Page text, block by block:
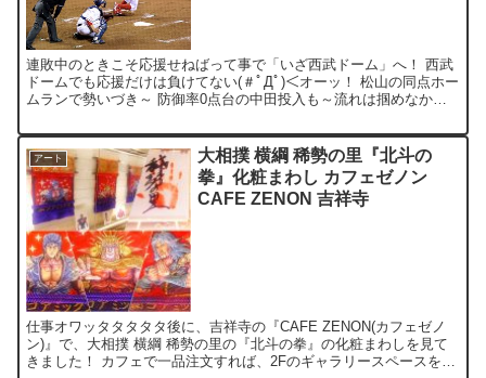
連敗中のときこそ応援せねばって事で「いざ西武ドーム」へ！ 西武
ドームでも応援だけは負けてない(＃ﾟДﾟ)＜オーッ！ 松山の同点ホー
ムランで勢いづき～ 防御率0点台の中田投入も～流れは掴めなかっ
アート
大相撲 横綱 稀勢の里『北斗の
拳』化粧まわし カフェゼノン
CAFE ZENON 吉祥寺
仕事オワッタタタタタ後に、吉祥寺の『CAFE ZENON(カフェゼノ
ン)』で、大相撲 横綱 稀勢の里の『北斗の拳』の化粧まわしを見て
きました！ カフェで一品注文すれば、2Fのギャラリースペースを見